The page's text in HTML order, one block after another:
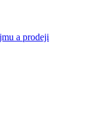
a prodeji